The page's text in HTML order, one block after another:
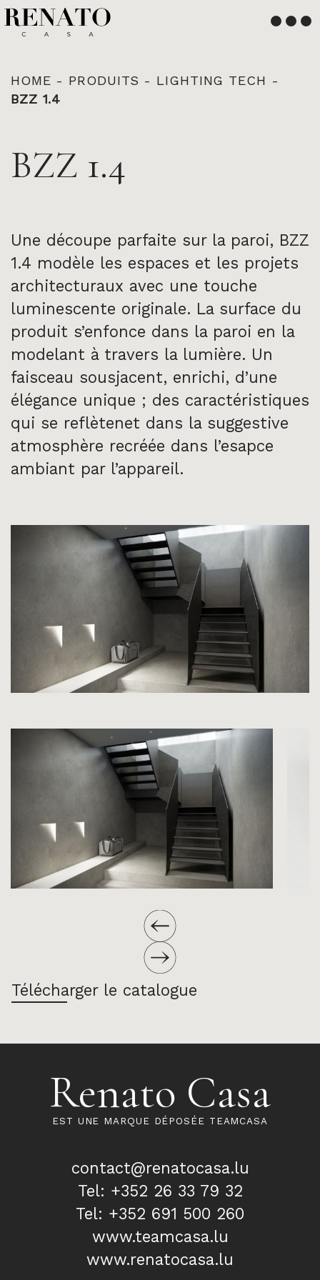
Français
English
HOME - PRODUITS - LIGHTING TECH -
BZZ 1.4
BZZ 1.4
Une découpe parfaite sur la paroi, BZZ
1.4 modèle les espaces et les projets
architecturaux avec une touche
luminescente originale. La surface du
produit s’enfonce dans la paroi en la
modelant à travers la lumière. Un
faisceau sousjacent, enrichi, d’une
élégance unique ; des caractéristiques
qui se reflètenet dans la suggestive
atmosphère recréée dans l’esapce
ambiant par l’appareil.
Télécharger le catalogue
Renato Casa
EST UNE MARQUE DÉPOSÉE TEAMCASA
contact@renatocasa.lu
Tel: +352 26 33 79 32
Tel: +352 691 500 260
www.teamcasa.lu
www.renatocasa.lu